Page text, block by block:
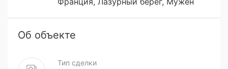
Об объекте
Тип сделки